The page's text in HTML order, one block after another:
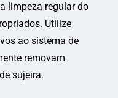
limpeza regular do
Utilize
ao sistema de
removam
sujeira.